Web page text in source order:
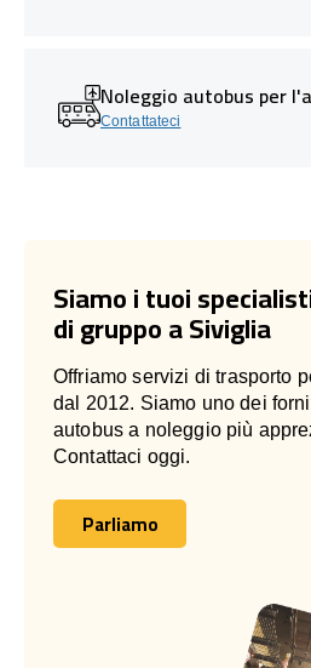
Noleggio autobus per
Contattateci
Siamo i tuoi
di gruppo a Siviglia
Offriamo servizi di trasporto
dal 2012. Siamo uno dei
autobus a noleggio più
Contattaci oggi.
Parliamo
Parliamo